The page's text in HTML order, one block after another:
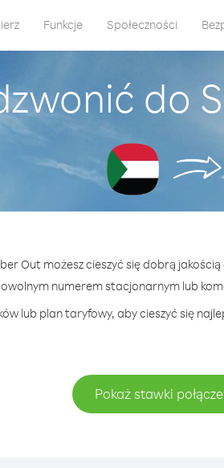
Funkcje Społeczności
do
Out możesz cieszyć się dobrą
numerem stacjonarnym lub
lub plan taryfowy, aby cieszyć się
Pokaż stawki